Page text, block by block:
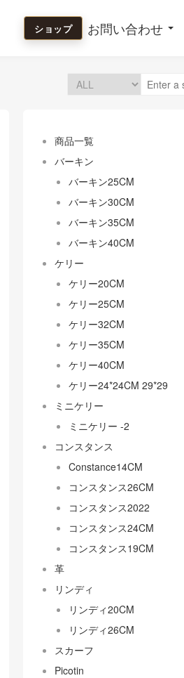
ショップ お問い合わせ
商品一覧
バーキン
バーキン25CM
バーキン30CM
バーキン35CM
バーキン40CM
ケリー
ケリー20CM
ケリー25CM
ケリー32CM
ケリー35CM
ケリー40CM
ケリー24*24CM 29*29
ミニケリー
ミニケリー -2
コンスタンス
Constance14CM
コンスタンス26CM
コンスタンス2022
コンスタンス24CM
コンスタンス19CM
革
リンディ
リンディ20CM
リンディ26CM
スカーフ
Picotin